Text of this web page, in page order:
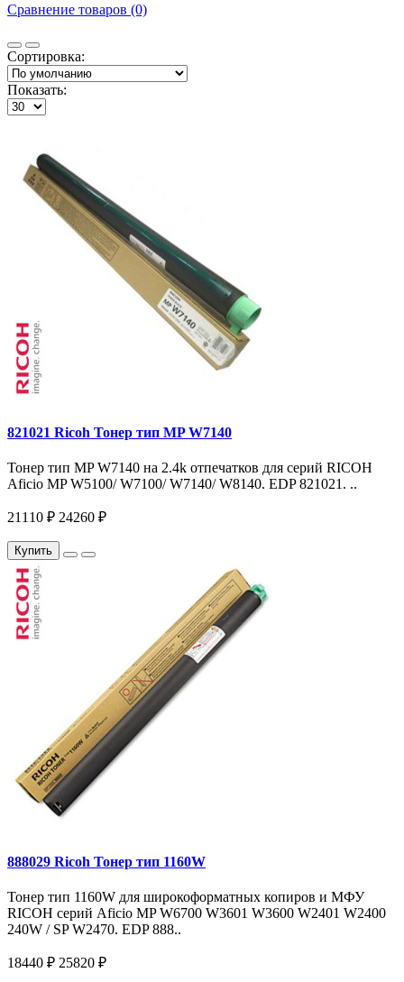
Сравнение товаров (0)
Сортировка:
Показать:
821021 Ricoh Тонер тип MP W7140
Тонер тип MP W7140 на 2.4k отпечатков для серий RICOH
Aficio MP W5100/ W7100/ W7140/ W8140. EDP 821021. ..
21110 ₽ 24260 ₽
Купить
888029 Ricoh Тонер тип 1160W
Тонер тип 1160W для широкоформатных копиров и МФУ
RICOH серий Aficio MP W6700 W3601 W3600 W2401 W2400
240W / SP W2470. EDP 888..
18440 ₽ 25820 ₽